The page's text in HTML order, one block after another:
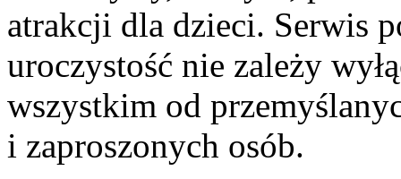
atrakcji dla dzieci. Serwis
uroczystość nie zależy
wszystkim od
i zaproszonych osób.